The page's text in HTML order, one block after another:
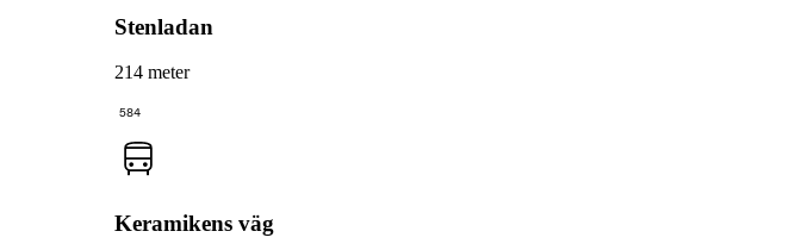
Stenladan
214 meter
584
Keramikens väg